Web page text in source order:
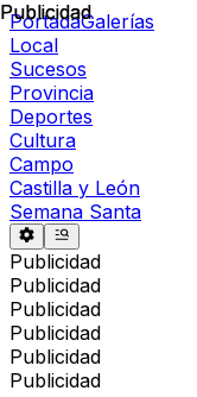
PortadaGalerías
Local
Sucesos
Provincia
Deportes
Cultura
Campo
Castilla y León
Semana Santa
Publicidad
Publicidad
Publicidad
Publicidad
Publicidad
Publicidad
Publicidad
Publicidad